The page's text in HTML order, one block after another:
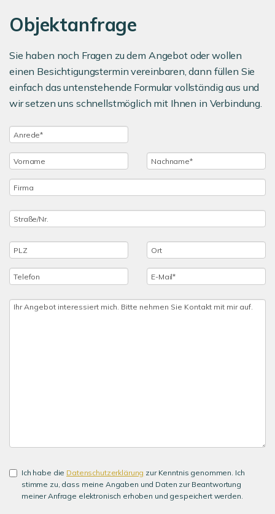
Objektanfrage
Sie haben noch Fragen zu dem Angebot oder wollen
einen Besichtigungstermin vereinbaren, dann füllen Sie
einfach das untenstehende Formular vollständig aus und
wir setzen uns schnellstmöglich mit Ihnen in Verbindung.
Ich habe die Datenschutzerklärung zur Kenntnis genommen. Ich
stimme zu, dass meine Angaben und Daten zur Beantwortung
meiner Anfrage elektronisch erhoben und gespeichert werden.